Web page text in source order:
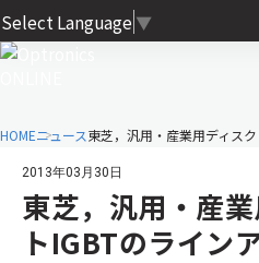
Select Language ▼
HOMEニュース東芝，汎用・産業用ディス
2013年03月30日
東芝，汎用・産
トIGBTのライン